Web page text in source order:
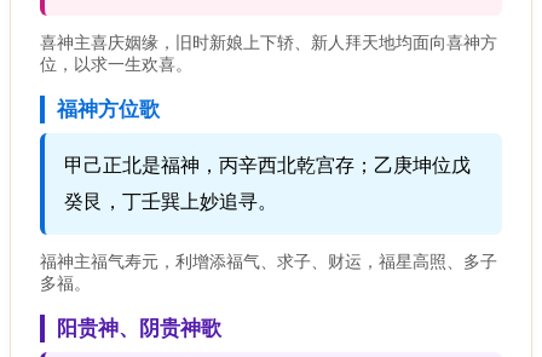
喜神主喜庆姻缘，旧时新娘上下轿、新人拜天地均面向喜神方
位，以求一生欢喜。
福神方位歌
甲己正北是福神，丙辛西北乾宫存；乙庚坤位戊
癸艮，丁壬巽上妙追寻。
福神主福气寿元，利增添福气、求子、财运，福星高照、多子
多福。
阳贵神、阴贵神歌